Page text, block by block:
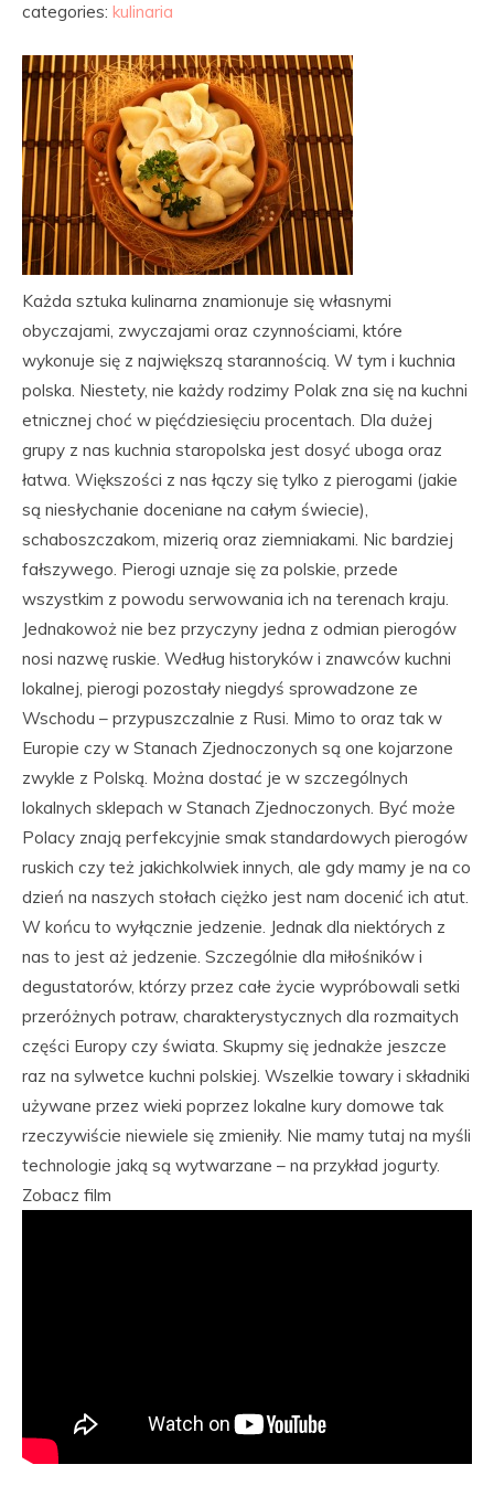
categories: kulinaria
Każda sztuka kulinarna znamionuje się własnymi
obyczajami, zwyczajami oraz czynnościami, które
wykonuje się z największą starannością. W tym i kuchnia
polska. Niestety, nie każdy rodzimy Polak zna się na kuchni
etnicznej choć w pięćdziesięciu procentach. Dla dużej
grupy z nas kuchnia staropolska jest dosyć uboga oraz
łatwa. Większości z nas łączy się tylko z pierogami (jakie
są niesłychanie doceniane na całym świecie),
schaboszczakom, mizerią oraz ziemniakami. Nic bardziej
fałszywego. Pierogi uznaje się za polskie, przede
wszystkim z powodu serwowania ich na terenach kraju.
Jednakowoż nie bez przyczyny jedna z odmian pierogów
nosi nazwę ruskie. Według historyków i znawców kuchni
lokalnej, pierogi pozostały niegdyś sprowadzone ze
Wschodu – przypuszczalnie z Rusi. Mimo to oraz tak w
Europie czy w Stanach Zjednoczonych są one kojarzone
zwykle z Polską. Można dostać je w szczególnych
lokalnych sklepach w Stanach Zjednoczonych. Być może
Polacy znają perfekcyjnie smak standardowych pierogów
ruskich czy też jakichkolwiek innych, ale gdy mamy je na co
dzień na naszych stołach ciężko jest nam docenić ich atut.
W końcu to wyłącznie jedzenie. Jednak dla niektórych z
nas to jest aż jedzenie. Szczególnie dla miłośników i
degustatorów, którzy przez całe życie wypróbowali setki
przeróżnych potraw, charakterystycznych dla rozmaitych
części Europy czy świata. Skupmy się jednakże jeszcze
raz na sylwetce kuchni polskiej. Wszelkie towary i składniki
używane przez wieki poprzez lokalne kury domowe tak
rzeczywiście niewiele się zmieniły. Nie mamy tutaj na myśli
technologie jaką są wytwarzane – na przykład jogurty.
Zobacz film